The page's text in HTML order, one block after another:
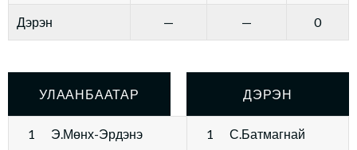
Дэрэн — — 0
УЛААНБААТАР
1 Э.Мөнх-Эрдэнэ
ДЭРЭН
1 С.Батмагнай